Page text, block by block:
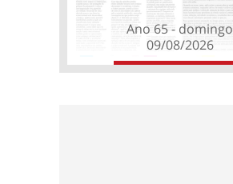
Ano 65 - domingo
09/08/2026